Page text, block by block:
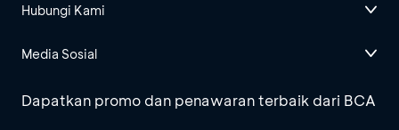
Hubungi Kami
Media Sosial
Dapatkan promo dan penawaran terbaik dari BCA